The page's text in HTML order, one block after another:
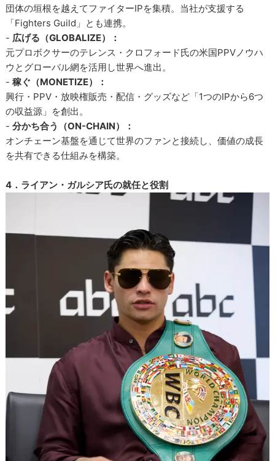
団体の垣根を越えてファイターIPを集積。当社が支援する
「Fighters Guild」とも連携。
- 広げる（GLOBALIZE）：
元プロボクサーのテレンス・クロフォード氏の米国PPVノウハ
ウとグローバル網を活用し世界へ進出。
-稼ぐ（MONETIZE）：
興行・PPV・放映権販売・配信・グッズなど「1つのIPから6つ
の収益源」を創出。
-分かち合う（ON-CHAIN）：
オンチェーン基盤を通じて世界のファンと接続し、価値の成長
を共有できる仕組みを構築。
4．ライアン・ガルシア氏の就任と役割